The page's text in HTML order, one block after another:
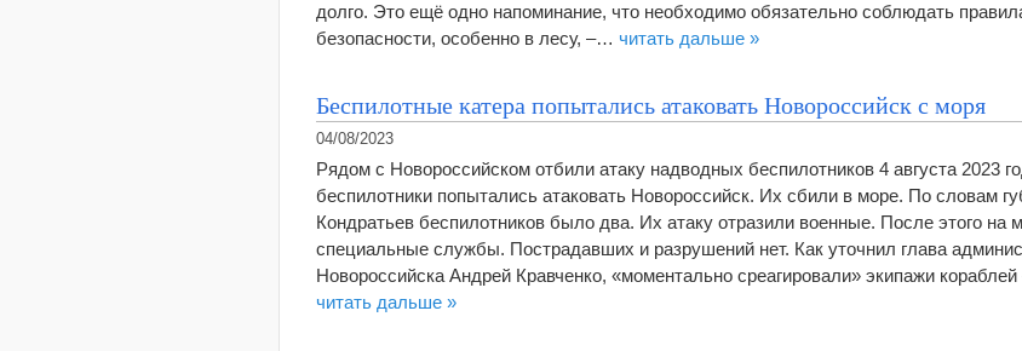
долго. Это ещё одно напоминание, что необходимо обязательно соблюдать
безопасности, особенно в лесу, –… читать дальше »
Беспилотные катера попытались атаковать Новороссийск с моря
04/08/2023
Рядом с Новороссийском отбили атаку надводных беспилотников 4 августа 2023
беспилотники попытались атаковать Новороссийск. Их сбили в море. По словам
Кондратьев беспилотников было два. Их атаку отразили военные. После этого на
специальные службы. Пострадавших и разрушений нет. Как уточнил глава
Новороссийска Андрей Кравченко, «моментально среагировали» экипажи
читать дальше »